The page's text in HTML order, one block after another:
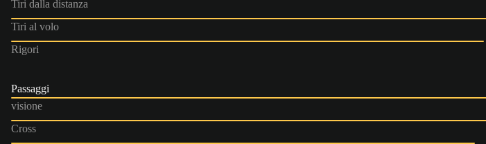
Tiri dalla distanza
Tiri al volo
Rigori
Passaggi
visione
Cross